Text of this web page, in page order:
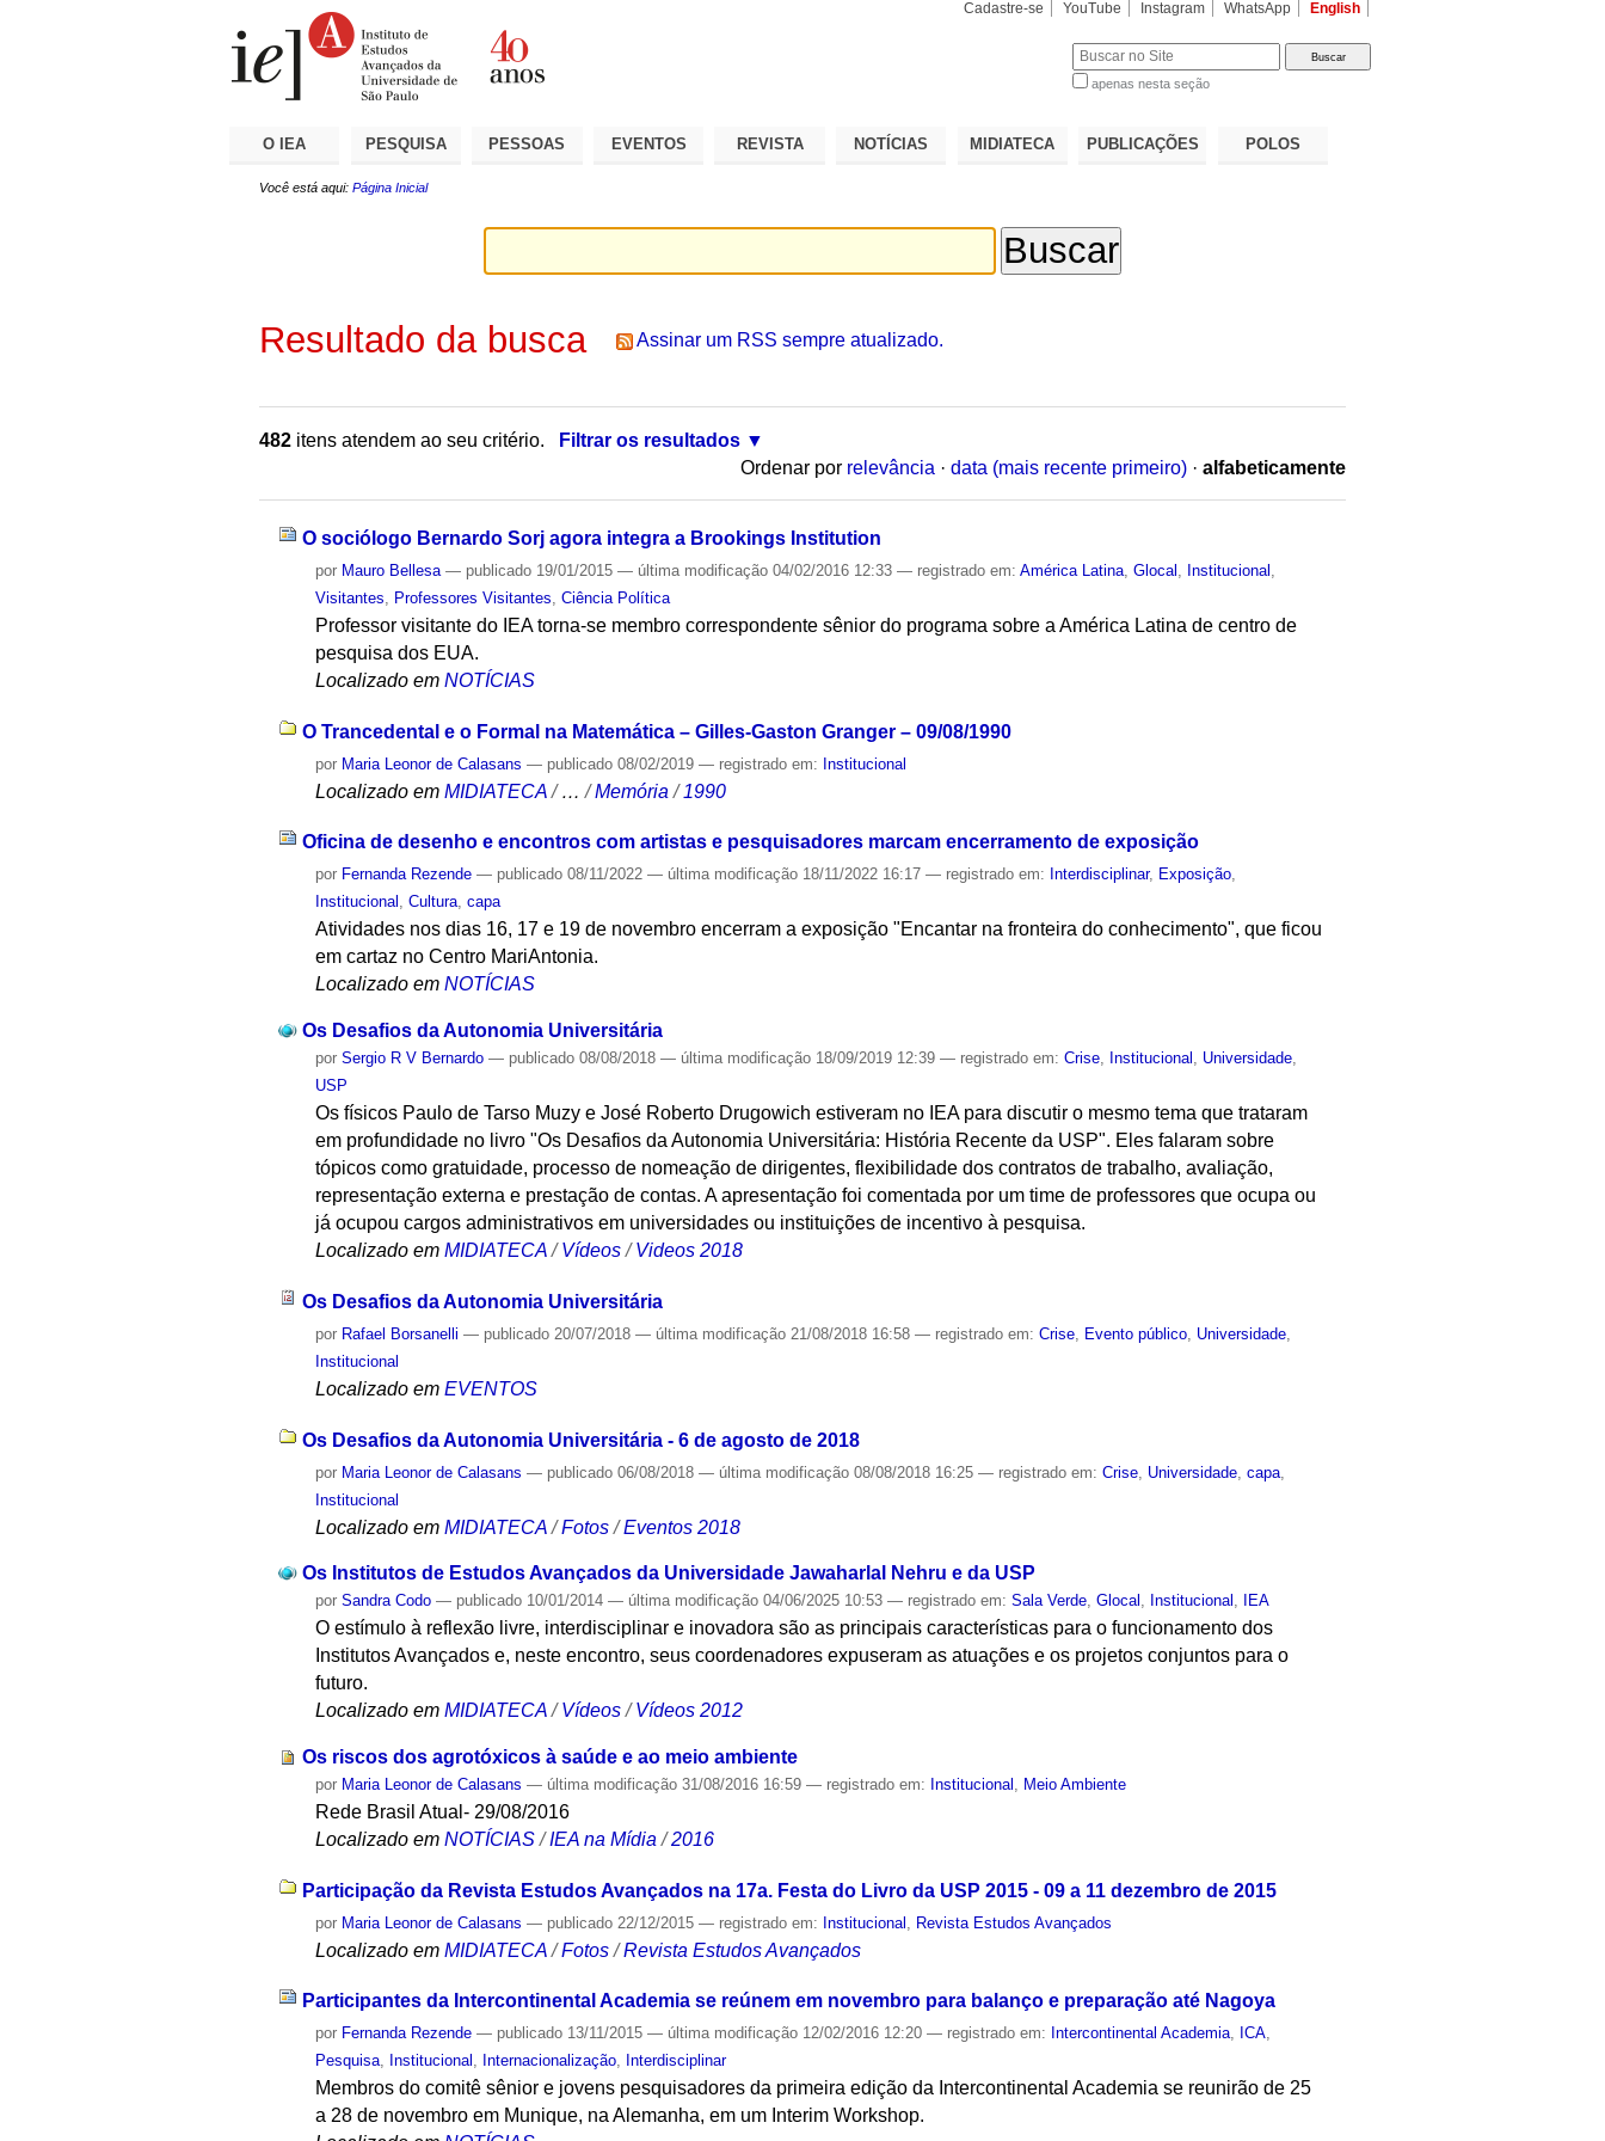
Cadastre-se YouTube Instagram WhatsApp English
apenas nesta seção
O IEA PESQUISA PESSOAS EVENTOS REVISTA NOTÍCIAS MIDIATECA PUBLICAÇÕES POLOS
Você está aqui: Página Inicial
Resultado da busca Assinar um RSS sempre atualizado.
482 itens atendem ao seu critério.
Filtrar os resultados
Ordenar por relevância · data (mais recente primeiro) · alfabeticamente
O sociólogo Bernardo Sorj agora integra a Brookings Institution
por Mauro Bellesa — publicado 19/01/2015— última modificação 04/02/2016 12:33— registrado em:América Latina ,Glocal Institucional
Visitantes
Professores Visitantes ,Ciência Política
Professor visitante do IEA torna-se membro correspondente sênior do programa sobre a América Latina de centro de
pesquisa dos EUA.
Localizado em NOTÍCIAS
O Trancedental e o Formal na Matemática – Gilles-Gaston Granger – 09/08/1990
por Maria Leonor de Calasans — publicado 08/02/2019— registrado em: Institucional
Localizado em MIDIATECA /…/Memória /1990
Oficina de desenho e encontros com artistas e pesquisadores marcam encerramento de exposição
por Fernanda Rezende — publicado 08/11/2022— última modificação 18/11/2022 16:17— registrado em: Interdisciplinar, Exposição,
Institucional ,Cultura,capa
Atividades nos dias 16, 17 e 19 de novembro encerram a exposição "Encantar na fronteira do conhecimento", que ficou
em cartaz no Centro MariAntonia.
Localizado em NOTÍCIAS
Os Desafios da Autonomia Universitária
porSergio R V Bernardo — publicado 08/08/2018— última modificação 18/09/2019 12:39— registrado em:Crise, Institucional , Universidade,
USP
Os físicos Paulo de Tarso Muzy e José Roberto Drugowich estiveram no IEA para discutir o mesmo tema que trataram
em profundidade no livro "Os Desafios da Autonomia Universitária: História Recente da USP". Eles falaram sobre
tópicos como gratuidade, processo de nomeação de dirigentes, flexibilidade dos contratos de trabalho, avaliação,
representação externa e prestação de contas. A apresentação foi comentada por um time de professores que ocupa ou
já ocupou cargos administrativos em universidades ou instituições de incentivo à pesquisa.
Localizado em MIDIATECA /Vídeos /Videos 2018
Os Desafios da Autonomia Universitária
por Rafael Borsanelli — publicado 20/07/2018— última modificação 21/08/2018 16:58— registrado em:Crise Evento público Universidade
Institucional
Localizado em EVENTOS
Os Desafios da Autonomia Universitária - 6 de agosto de 2018
por Maria Leonor de Calasans — publicado 06/08/2018— última modificação 08/08/2018 16:25— registrado em:Crise Universidade ,capa
Institucional
Localizado em MIDIATECA /Fotos /Eventos 2018
Os Institutos de Estudos Avançados da Universidade Jawaharlal Nehru e da USP
porSandra Codo — publicado 10/01/2014— última modificação 04/06/2025 10:53— registrado em:Sala Verde,Glocal , Institucional , IEA
O estímulo à reflexão livre, interdisciplinar e inovadora são as principais características para o funcionamento dos
Institutos Avançados e, neste encontro, seus coordenadores expuseram as atuações e os projetos conjuntos para o
futuro.
Localizado em MIDIATECA /Vídeos /Vídeos 2012
Os riscos dos agrotóxicos à saúde e ao meio ambiente
por Maria Leonor de Calasans — última modificação 31/08/2016 16:59— registrado em: Institucional Meio Ambiente
Rede Brasil Atual- 29/08/2016
Localizado em NOTÍCIAS /IEA na Mídia /2016
Participação da Revista Estudos Avançados na 17a. Festa do Livro da USP 2015 - 09 a 11 dezembro de 2015
por Maria Leonor de Calasans — publicado 22/12/2015— registrado em: Institucional Revista Estudos Avançados
Localizado em MIDIATECA /Fotos /Revista Estudos Avançados
Participantes da Intercontinental Academia se reúnem em novembro para balanço e preparação até Nagoya
por Fernanda Rezende — publicado 13/11/2015— última modificação 12/02/2016 12:20— registrado em: Intercontinental Academia, ICA,
Pesquisa, Institucional , Internacionalização, Interdisciplinar
Membros do comitê sênior e jovens pesquisadores da primeira edição da Intercontinental Academia se reunirão de 25
a 28 de novembro em Munique, na Alemanha, em um Interim Workshop.